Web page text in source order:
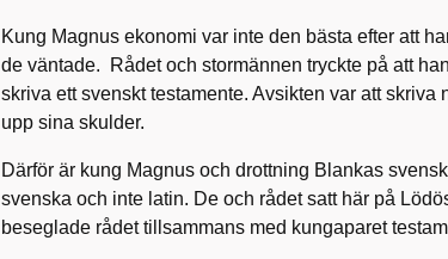
Kung Magnus ekonomi var inte den bästa efter att
de väntade. Rådet och stormännen tryckte på att
skriva ett svenskt testamente. Avsikten var att skriva
upp sina skulder.
Därför är kung Magnus och drottning Blankas
svenska och inte latin. De och rådet satt här på
beseglade rådet tillsammans med kungaparet